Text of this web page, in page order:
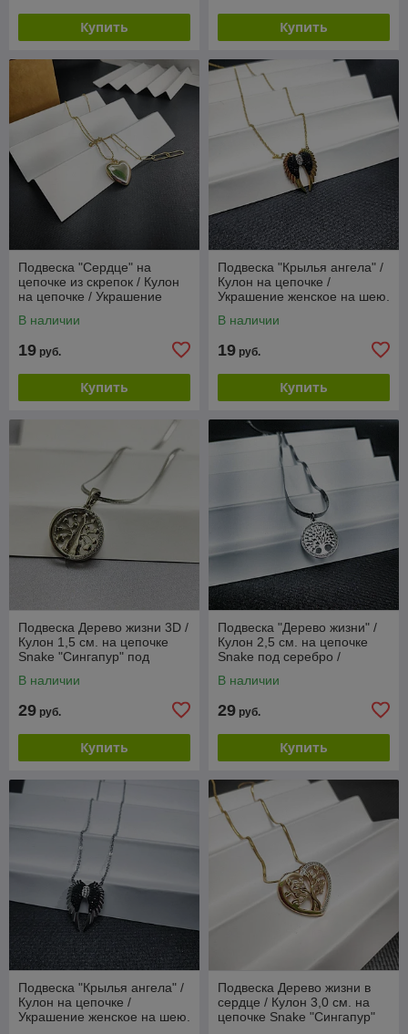
Купить Купить
Подвеска "Сердце" на
цепочке из скрепок / Кулон
на цепочке / Украшение
В наличии
19 руб.
Купить
Подвеска "Крылья ангела" /
Кулон на цепочке /
Украшение женское на шею.
В наличии
19 руб.
Купить
Подвеска Дерево жизни 3D /
Кулон 1,5 см. на цепочке
Snake "Сингапур" под
женское на шею в
В наличии
29 руб.
Купить
Подвеска "Дерево жизни" /
Кулон 2,5 см. на цепочке
Snake под серебро /
в обрамлении
В наличии
29 руб.
Купить
Подвеска "Крылья ангела" /
Кулон на цепочке /
Украшение женское на шею.
Подвеска Дерево жизни в
сердце / Кулон 3,0 см. на
цепочке Snake "Сингапур"